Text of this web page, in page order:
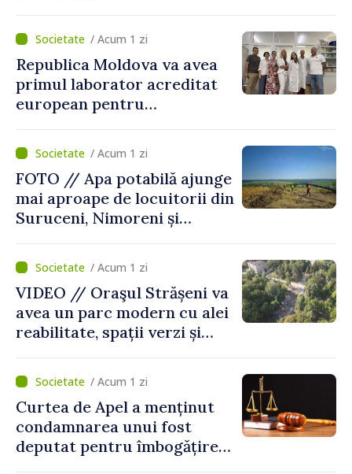
/ Acum 1 zi
Republica Moldova va avea
primul laborator acreditat
european pentru
viței-de-vie
/ Acum 1 zi
FOTO // Apa potabilă ajunge
mai aproape de locuitorii din
Suruceni, Nimoreni și
/ Acum 1 zi
VIDEO // Oraşul Strășeni va
avea un parc modern cu alei
reabilitate, spații verzi și
/ Acum 1 zi
Curtea de Apel a menținut
condamnarea unui fost
deputat pentru îmbogățire